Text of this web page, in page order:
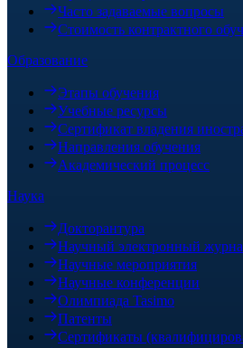
Часто задаваемые вопросы
Стоимость контрактного
Образование
Этапы обучения
Учебные ресурсы
Сертификат владения
Направления обучения
Академический процесс
Наука
Докторантура
Научный электронный
Научные мероприятия
Научные конференции
Олимпиада Tasimo
Патенты
Сертификаты